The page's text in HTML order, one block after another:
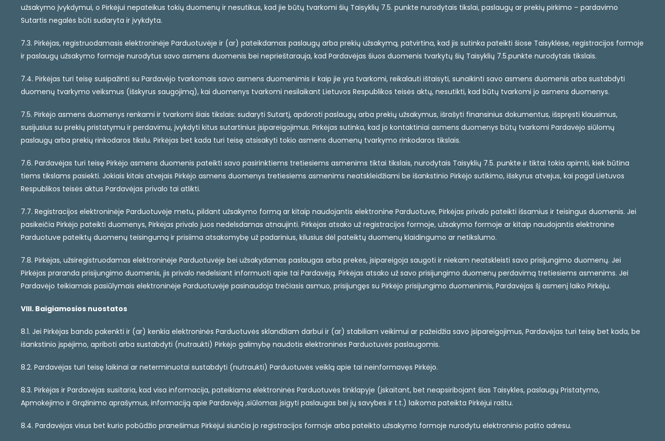
užsakymo įvykdymui, o Pirkėjui nepateikus tokių duomenų ir nesutikus, kad jie būtų tvarkomi šių Taisyklių 7.5. punkte nurodytais tikslai, paslaugų ar prekių pirkimo – pardavimo
Sutartis negalės būti sudaryta ir įvykdyta.
7.3. Pirkėjas, registruodamasis elektroninėje Parduotuvėje ir (ar) pateikdamas paslaugų arba prekių užsakymą, patvirtina, kad jis sutinka pateikti šiose Taisyklėse, registracijos formoje
ir paslaugų užsakymo formoje nurodytus savo asmens duomenis bei neprieštarauja, kad Pardavėjas šiuos duomenis tvarkytų šių Taisyklių 7.5.punkte nurodytais tikslais.
7.4. Pirkėjas turi teisę susipažinti su Pardavėjo tvarkomais savo asmens duomenimis ir kaip jie yra tvarkomi, reikalauti ištaisyti, sunaikinti savo asmens duomenis arba sustabdyti
duomenų tvarkymo veiksmus (išskyrus saugojimą), kai duomenys tvarkomi nesilaikant Lietuvos Respublikos teisės aktų, nesutikti, kad būtų tvarkomi jo asmens duomenys.
7.5. Pirkėjo asmens duomenys renkami ir tvarkomi šiais tikslais: sudaryti Sutartį, apdoroti paslaugų arba prekių užsakymus, išrašyti finansinius dokumentus, išspręsti klausimus,
susijusius su prekių pristatymu ir perdavimu, įvykdyti kitus sutartinius įsipareigojimus. Pirkėjas sutinka, kad jo kontaktiniai asmens duomenys būtų tvarkomi Pardavėjo siūlomų
paslaugų arba prekių rinkodaros tikslu. Pirkėjas bet kada turi teisę atsisakyti tokio asmens duomenų tvarkymo rinkodaros tikslais.
7.6. Pardavėjas turi teisę Pirkėjo asmens duomenis pateikti savo pasirinktiems tretiesiems asmenims tiktai tikslais, nurodytais Taisyklių 7.5. punkte ir tiktai tokia apimti, kiek būtina
tiems tikslams pasiekti. Jokiais kitais atvejais Pirkėjo asmens duomenys tretiesiems asmenims neatskleidžiami be išankstinio Pirkėjo sutikimo, išskyrus atvejus, kai pagal Lietuvos
Respublikos teisės aktus Pardavėjas privalo tai atlikti.
7.7. Registracijos elektroninėje Parduotuvėje metu, pildant užsakymo formą ar kitaip naudojantis elektronine Parduotuve, Pirkėjas privalo pateikti išsamius ir teisingus duomenis. Jei
pasikeičia Pirkėjo pateikti duomenys, Pirkėjas privalo juos nedelsdamas atnaujinti. Pirkėjas atsako už registracijos formoje, užsakymo formoje ar kitaip naudojantis elektronine
Parduotuve pateiktų duomenų teisingumą ir prisiima atsakomybę už padarinius, kilusius dėl pateiktų duomenų klaidingumo ar netikslumo.
7.8. Pirkėjas, užsiregistruodamas elektroninėje Parduotuvėje bei užsakydamas paslaugas arba prekes, įsipareigoja saugoti ir niekam neatskleisti savo prisijungimo duomenų. Jei
Pirkėjas praranda prisijungimo duomenis, jis privalo nedelsiant informuoti apie tai Pardavėją. Pirkėjas atsako už savo prisijungimo duomenų perdavimą tretiesiems asmenims. Jei
Pardavėjo teikiamais pasiūlymais elektroninėje Parduotuvėje pasinaudoja trečiasis asmuo, prisijungęs su Pirkėjo prisijungimo duomenimis, Pardavėjas šį asmenį laiko Pirkėju.
VIII. Baigiamosios nuostatos
8.1. Jei Pirkėjas bando pakenkti ir (ar) kenkia elektroninės Parduotuvės sklandžiam darbui ir (ar) stabiliam veikimui ar pažeidžia savo įsipareigojimus, Pardavėjas turi teisę bet kada, be
išankstinio įspėjimo, apriboti arba sustabdyti (nutraukti) Pirkėjo galimybę naudotis elektroninės Parduotuvės paslaugomis.
8.2. Pardavėjas turi teisę laikinai ar neterminuotai sustabdyti (nutraukti) Parduotuvės veiklą apie tai neinformavęs Pirkėjo.
8.3. Pirkėjas ir Pardavėjas susitaria, kad visa informacija, pateikiama elektroninės Parduotuvės tinklapyje (įskaitant, bet neapsiribojant šias Taisykles, paslaugų Pristatymo,
Apmokėjimo ir Grąžinimo aprašymus, informaciją apie Pardavėją ,siūlomas įsigyti paslaugas bei jų savybes ir t.t.) laikoma pateikta Pirkėjui raštu.
8.4. Pardavėjas visus bet kurio pobūdžio pranešimus Pirkėjui siunčia jo registracijos formoje arba pateikto užsakymo formoje nurodytu elektroninio pašto adresu.